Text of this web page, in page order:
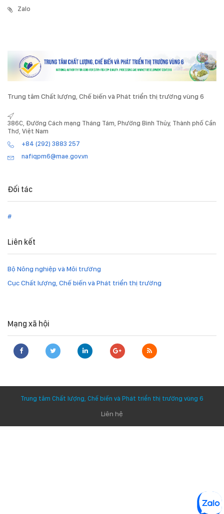
Zalo
Trung tâm Chất lượng, Chế biến và Phát triển thị trường vùng 6
386C, Đường Cách mạng Tháng Tám, Phường Bình Thủy, Thành phố Cần
Thơ, Việt Nam
+84 (292) 3883 257
nafiqpm6@mae.gov.vn
Đối tác
#
Liên kết
Bộ Nông nghiệp và Môi trường
Cục Chất lượng, Chế biến và Phát triển thị trường
Mạng xã hội
Trung tâm Chất lượng, Chế biến và Phát triển thị trường vùng 6
Liên hệ